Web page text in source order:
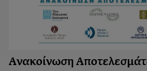
Ανακοίνωση